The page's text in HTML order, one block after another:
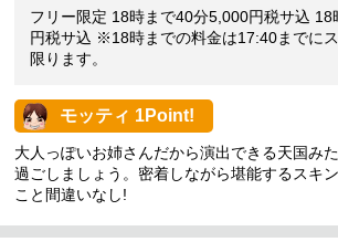
フリー限定 18時まで40分5,000円税サ込
円税サ込 ※18時までの料金は17:40までに
限ります。
モッティ 1Point!
大人っぽいお姉さんだから演出できる天国み
過ごしましょう。密着しながら堪能するスキ
こと間違いなし!